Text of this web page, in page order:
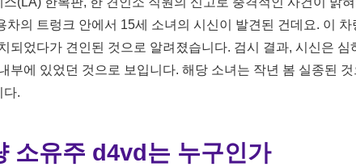
차의 트렁크 안에서 15세 소녀의 시신이 발견된 건데요. 이
되었다가 견인된 것으로 알려졌습니다. 검시 결과, 시신은 심
부에 있었던 것으로 보입니다. 해당 소녀는 작년 봄 실종된
다.
소유주 d4vd는 누구인가